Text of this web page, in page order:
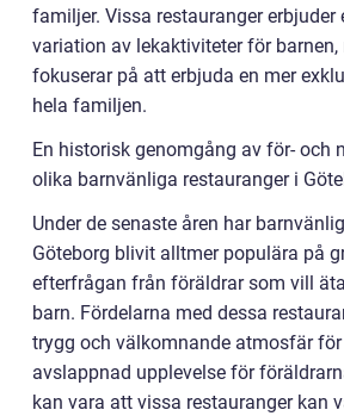
familjer. Vissa restauranger erbjuder
variation av lekaktiviteter för barnen,
fokuserar på att erbjuda en mer
hela familjen.
En historisk genomgång av för- och
olika barnvänliga restauranger i
Under de senaste åren har
Göteborg blivit alltmer populära på
efterfrågan från föräldrar som vill
barn. Fördelarna med dessa
trygg och välkomnande atmosfär
avslappnad upplevelse för
kan vara att vissa restauranger kan